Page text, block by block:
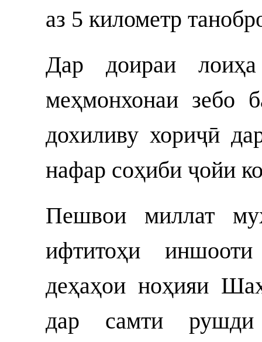
аз 5 километр
Дар доираи
меҳмонхонаи зебо
дохиливу хориҷӣ
нафар соҳиби ҷойи
Пешвои миллат
ифтитоҳи иншооти
деҳаҳои ноҳияи
дар самти рушди